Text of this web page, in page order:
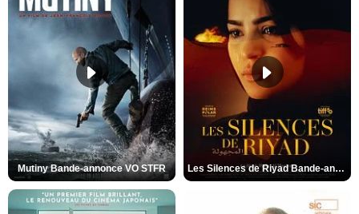
Mutiny Bande-annonce VO STFR Les Silences de Riyad Bande-annonce VO STFR